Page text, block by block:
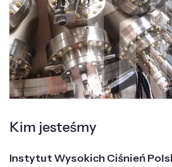
Kim jesteśmy
Instytut Wysokich Ciśnień